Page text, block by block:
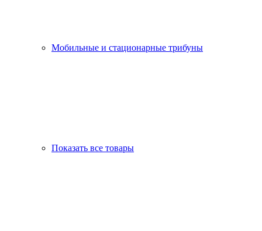
Мобильные и стационарные трибуны
Показать все товары